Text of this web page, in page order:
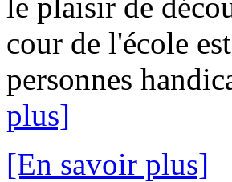
cour de l'école
personnes
plus]
[En savoir plus]